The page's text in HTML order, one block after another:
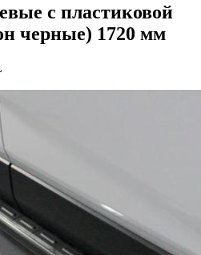
с пластиковой
черные) 1720 мм